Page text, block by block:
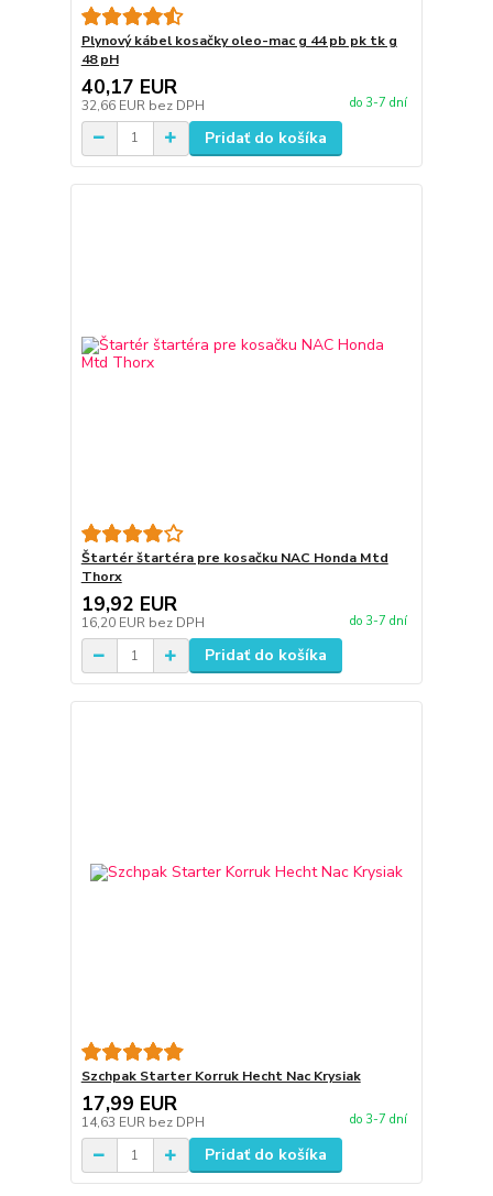
Plynový kábel kosačky oleo-mac g 44 pb pk tk g
48 pH
40,17 EUR
32,66 EUR bez DPH do 3-7 dní
Pridať do košíka
Štartér štartéra pre kosačku NAC Honda Mtd
Thorx
19,92 EUR
16,20 EUR bez DPH do 3-7 dní
Pridať do košíka
Szchpak Starter Korruk Hecht Nac Krysiak
17,99 EUR
14,63 EUR bez DPH do 3-7 dní
Pridať do košíka